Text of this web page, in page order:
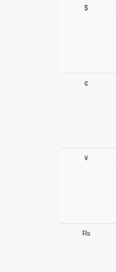
$
¢
¥
₨